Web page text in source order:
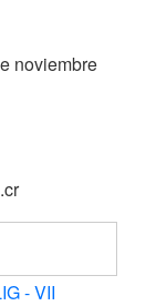
noviembre
- VII